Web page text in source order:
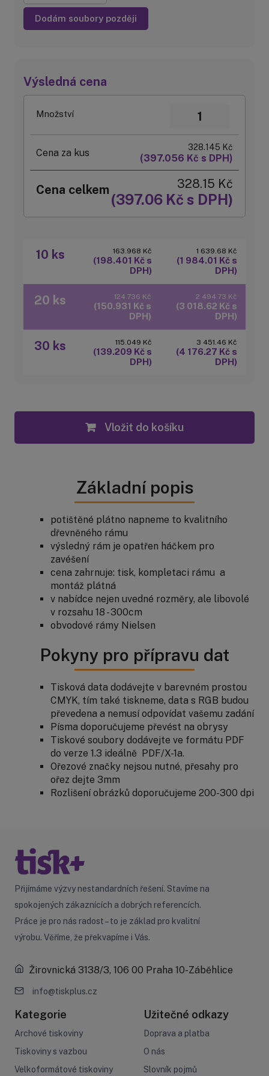
Dodám soubory později
Výsledná cena
Množství
Cena za kus 328.145 Kč
(397.056 Kč s DPH)
Cena celkem 328.15 Kč
(397.06 Kč s DPH)
10 ks 163.968 Kč
(198.401 Kč s
DPH)
1 639.68 Kč
(1 984.01 Kč s
DPH)
20 ks 124.736 Kč
(150.931 Kč s
DPH)
2 494.73 Kč
(3 018.62 Kč s
DPH)
30 ks 115.049 Kč
(139.209 Kč s
DPH)
3 451.46 Kč
(4 176.27 Kč s
DPH)
Vložit do košíku
Základní popis
potištěné plátno napneme to kvalitního
dřevněného rámu
výsledný rám je opatřen háčkem pro
zavéšení
cena zahrnuje: tisk, kompletaci rámu a
montáž plátná
v nabídce nejen uvedné rozměry, ale libovolé
v rozsahu 18 - 300cm
obvodové rámy Nielsen
Pokyny pro přípravu dat
Tisková data dodávejte v barevném prostou
CMYK, tím také tiskneme, data s RGB budou
převedena a nemusí odpovídat vašemu zadání
Písma doporučujeme převést na obrysy
Tiskové soubory dodávejte ve formátu PDF
do verze 1.3 ideálně PDF/X-1a.
Ořezové značky nejsou nutné, přesahy pro
ořez dejte 3mm
Rozlišení obrázků doporučujeme 200-300 dpi
Přijímáme výzvy nestandardních řešení. Stavíme na
spokojených zákaznících a dobrých referencích.
Práce je pro nás radost – to je základ pro kvalitní
výrobu. Věříme, že překvapíme i Vás.
Žirovnická 3138/3, 106 00 Praha 10-Záběhlice
info@tiskplus.cz
Kategorie
Archové tiskoviny
Tiskoviny s vazbou
Velkoformátové tiskoviny
Užitečné odkazy
Doprava a platba
O nás
Slovník pojmů